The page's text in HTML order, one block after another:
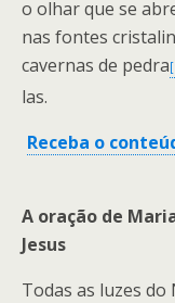
o olhar que se
nas fontes
cavernas de pedra
las.
Receba o
A oração de
Jesus
Todas as luzes